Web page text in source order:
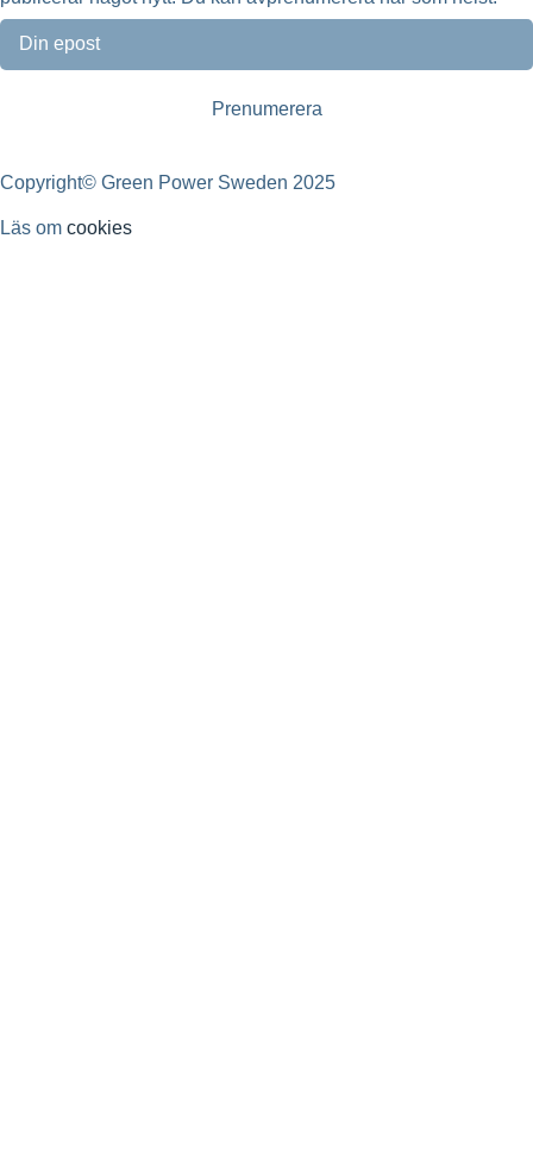
Copyright© Green Power Sweden 2025
Läs om cookies